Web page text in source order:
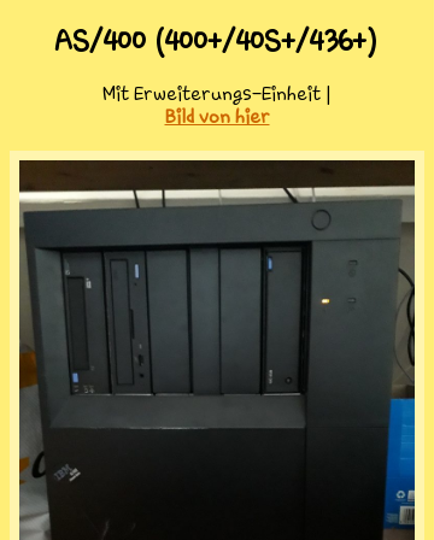
AS/400 (400+/40S+/436+)
Mit Erweiterungs-Einheit |
Bild von hier